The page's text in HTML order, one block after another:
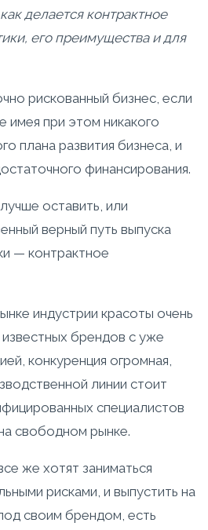
делается контрактное
его преимущества и для
рискованный бизнес, если
имея при этом никакого
плана развития бизнеса, и
финансирования.
оставить, или
верный путь выпуска
— контрактное
индустрии красоты очень
брендов с уже
конкуренция огромная,
линии стоит
специалистов
свободном рынке.
же хотят заниматься
рисками, и выпустить на
своим брендом, есть